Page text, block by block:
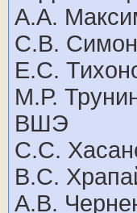
А.А.
С.В.
Е.С.
М.Р.
ВШЭ
С.С.
В.С.
А.В.